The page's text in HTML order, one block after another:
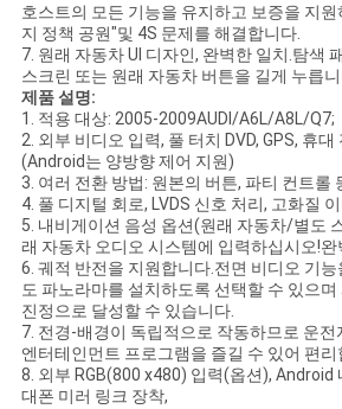
호스트의 모든 기능을 유지하고 보증을 지
지 정책 공원"및 4S 문제를 해결합니다.
7. 원래 자동차 UI 디자인, 완벽한 일치.탐색
스크린 또는 원래 자동차 버튼을 길게 누릅
제품 설명:
1. 적용 대상: 2005-2009AUDI/A6L/A8L/Q7;
2. 외부 비디오 입력, 풀 터치 DVD, GPS, 휴
(Android는 양방향 제어 지원)
3. 여러 전환 방법: 원본의 버튼, 파티 컨트롤
4. 풀 디지털 회로, LVDS 신호 처리, 고화질
5. 내비게이션 음성 옵션(원래 자동차/별도
래 자동차 오디오 시스템에 입력하십시오!완
6. 궤적 반전을 지원합니다.전면 비디오 기
도 파노라마를 설치하도록 선택할 수 있으
진정으로 달성할 수 있습니다.
7. 전경-배경이 독립적으로 작동하므로 운전
엔터테인먼트 프로그램을 즐길 수 있어 편리
8. 외부 RGB(800 x480) 입력(옵션),
대폰 미러 링크 장착,